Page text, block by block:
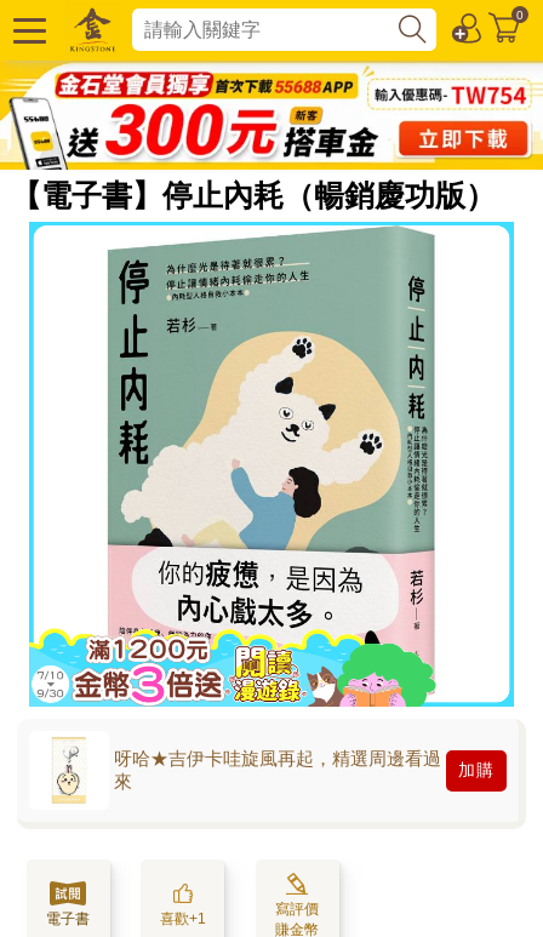
0
【電子書】停止內耗（暢銷慶功版）
呀哈★吉伊卡哇旋風再起，精選周邊看過
來
加購
電子書 喜歡+1
寫評價
賺金幣